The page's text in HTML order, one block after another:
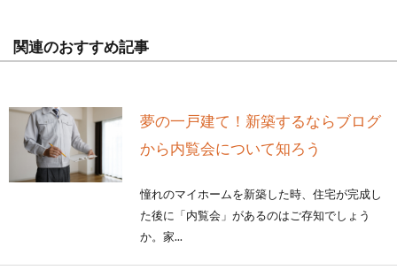
関連のおすすめ記事
夢の一戸建て！新築するならブログ
から内覧会について知ろう
憧れのマイホームを新築した時、住宅が完成し
た後に「内覧会」があるのはご存知でしょう
か。家...